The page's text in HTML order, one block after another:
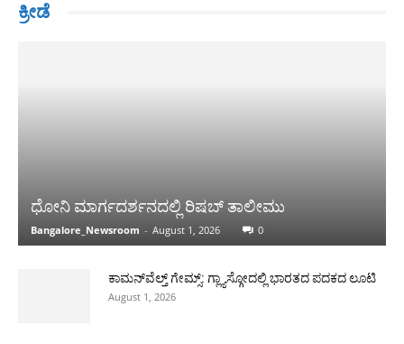
ಕ್ರೀಡೆ
ಧೋನಿ ಮಾರ್ಗದರ್ಶನದಲ್ಲಿ ರಿಷಬ್ ತಾಲೀಮು
Bangalore_Newsroom - August 1, 2026 0
ಕಾಮನ್‌ವೆಲ್ತ್ ಗೇಮ್ಸ್: ಗ್ಲ್ಯಾಸ್ಗೋದಲ್ಲಿ ಭಾರತದ ಪದಕದ ಲೂಟಿ
August 1, 2026